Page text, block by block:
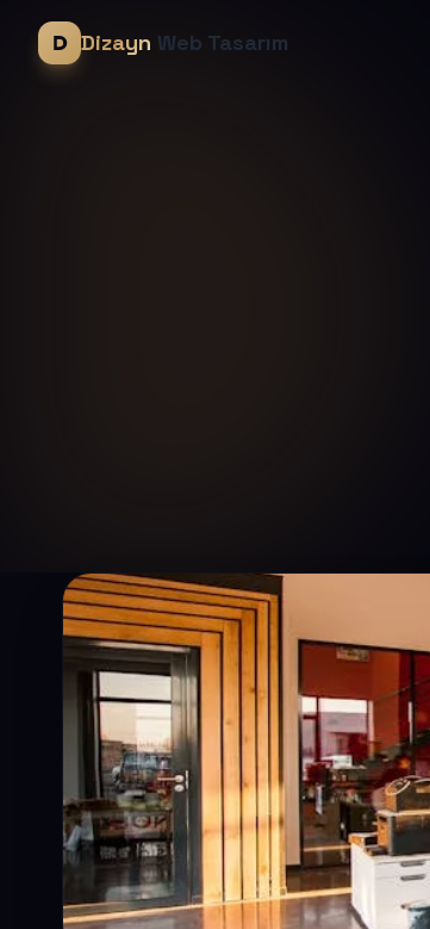
Dizayn Web Tasarım